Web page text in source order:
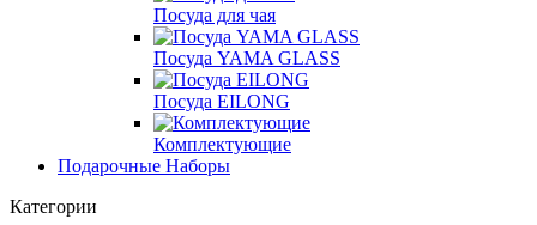
Посуда для чая
Посуда YAMA GLASS
Посуда EILONG
Комплектующие
Подарочные Наборы
Категории